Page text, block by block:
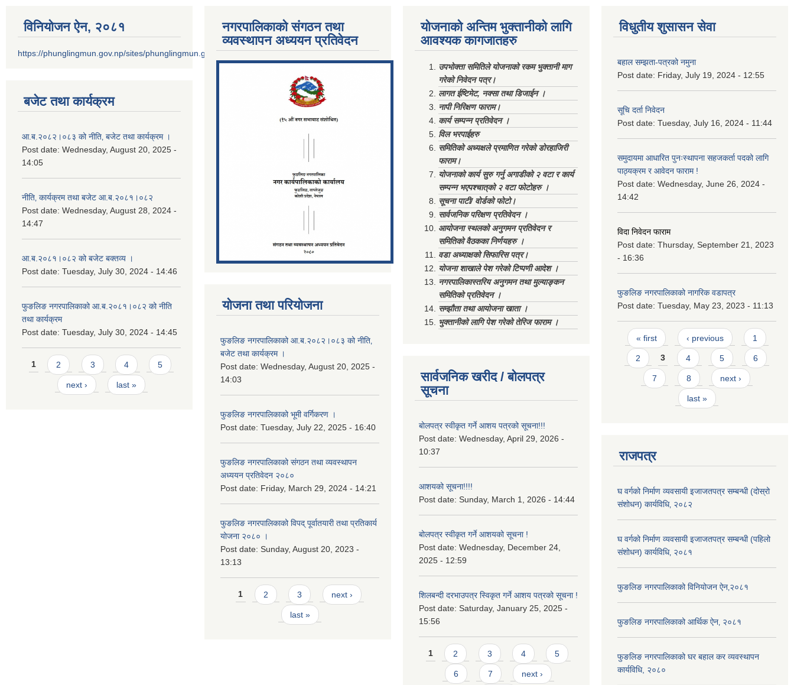
विनियोजन ऐन‚ २०८१
https://phunglingmun.gov.np/sites/phunglingmun.gov.np/files/documents/Al...
बजेट तथा कार्यक्रम
आ.ब.२०८२।०८३ को नीति‚ बजेट तथा कार्यक्रम ।
Post date: Wednesday, August 20, 2025 -
14:05
नीति‚ कार्यक्रम तथा बजेट आ.ब.२०८१।०८२
Post date: Wednesday, August 28, 2024 -
14:47
आ.ब.२०८१।०८२ को बजेट बक्तव्य ।
Post date: Tuesday, July 30, 2024 - 14:46
फुङलिङ नगरपालिकाको आ.ब.२०८१।०८२ को नीति
तथा कार्यक्रम
Post date: Tuesday, July 30, 2024 - 14:45
Pages
1 2 3 4 5
next › last »
नगरपालिकाको संगठन तथा
व्यवस्थापन अध्ययन प्रतिवेदन
योजना तथा परियोजना
फुङलिङ नगरपालिकाको आ.ब.२०८२।०८३ को नीति‚
बजेट तथा कार्यक्रम ।
Post date: Wednesday, August 20, 2025 -
14:03
फुङलिङ नगरपालिकाको भूमी वर्गिकरण ।
Post date: Tuesday, July 22, 2025 - 16:40
फुङलिङ नगरपालिकाको संगठन तथा व्यवस्थापन
अध्ययन प्रतिवेदन २०८०
Post date: Friday, March 29, 2024 - 14:21
फुङलिङ नगरपालिकाको विपद् पूर्वातयारी तथा प्रतिकार्य
योजना २०८० ।
Post date: Sunday, August 20, 2023 -
13:13
Pages
1 2 3 next ›
last »
योजनाको अन्तिम भुक्तानीको लागि
आवश्यक कागजातहरु
उपभोक्ता समितिले योजनाको रकम भुक्तानी माग
गरेको निवेदन पत्र।
लागत ईष्टिमेट, नक्सा तथा डिजाईन ।
नापी निरिक्षण फाराम।
कार्य सम्पन्न प्रतिवेदन ।
विल भरपाईहरु
समितिको अध्यक्षले प्रमाणित गरेको डोरहाजिरी
फाराम।
योजनाको कार्य सुरु गर्नु अगाडीको २ वटा र कार्य
सम्पन्न भएपश्चात्‌को २ वटा फोटोहरु ।
सूचना पाटी/ वोर्डको फोटो।
सार्वजनिक परिक्षण प्रतिवेदन ।
आयोजना स्थलको अनुगमन प्रतिवेदन र
समितिको वैठकका निर्णयहरु ।
वडा अध्याक्षको सिफारिस पत्र।
योजना शाखाले पेश गरेको टिप्पणी आदेश ।
नगरपालिकास्तरिय अनुगमन तथा मुल्याङ्कन
समितिको प्रतिवेदन ।
सम्झौता तथा आयोजना खाता ।
भुक्तानीको लागि पेश गरेको तेरिज फाराम ।
सार्वजनिक खरीद / बोलपत्र
सूचना
बोलपत्र स्वीकृत गर्ने आशय पत्रको सूचना!!!
Post date: Wednesday, April 29, 2026 -
10:37
आशयको सूचना!!!!
Post date: Sunday, March 1, 2026 - 14:44
बोलपत्र स्वीकृत गर्ने आशयको सूचना !
Post date: Wednesday, December 24,
2025 - 12:59
शिलबन्दी दरभाउपत्र स्विकृत गर्ने आशय पत्रको सूचना !
Post date: Saturday, January 25, 2025 -
15:56
Pages
1 2 3 4 5
6 7 next ›
विधुतीय शुसासन सेवा
बहाल सम्झता-पत्रको नमुना
Post date: Friday, July 19, 2024 - 12:55
सूचि दर्ता निवेदन
Post date: Tuesday, July 16, 2024 - 11:44
समुदायमा आधारित पुनःस्थापना सहजकर्ता पदको लागि
पाठ्यक्रम र आवेदन फाराम !
Post date: Wednesday, June 26, 2024 -
14:42
विदा निवेदन फाराम
Post date: Thursday, September 21, 2023
- 16:36
फुङलिङ नगरपालिकाको नागरिक वडापत्र
Post date: Tuesday, May 23, 2023 - 11:13
Pages
« first ‹ previous 1
2 3 4 5 6
7 8 next ›
last »
राजपत्र
घ वर्गको निर्माण व्यवसायी इजाजतपत्र सम्बन्धी (दोस्रो
संशोधन) कार्यविधि‚ २०८२
घ वर्गको निर्माण व्यवसायी इजाजतपत्र सम्बन्धी (पहिलो
संशोधन) कार्यविधि‚ २०८१
फुङलिङ नगरपालिकाको विनियोजन ऐन‚२०८१
फुङलिङ नगरपालिकाको आर्थिक ऐन‚ २०८१
फुङलिङ नगरपालिकाको घर बहाल कर व्यवस्थापन
कार्यविधि, २०८०